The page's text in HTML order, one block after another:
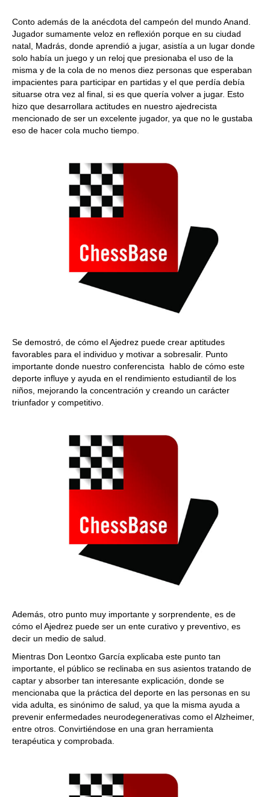
Conto además de la anécdota del campeón del mundo Anand.
Jugador sumamente veloz en reflexión porque en su ciudad
natal, Madrás, donde aprendió a jugar, asistía a un lugar donde
solo había un juego y un reloj que presionaba el uso de la
misma y de la cola de no menos diez personas que esperaban
impacientes para participar en partidas y el que perdía debía
situarse otra vez al final, si es que quería volver a jugar. Esto
hizo que desarrollara actitudes en nuestro ajedrecista
mencionado de ser un excelente jugador, ya que no le gustaba
eso de hacer cola mucho tiempo.
Se demostró, de cómo el Ajedrez puede crear aptitudes
favorables para el individuo y motivar a sobresalir. Punto
importante donde nuestro conferencista hablo de cómo este
deporte influye y ayuda en el rendimiento estudiantil de los
niños, mejorando la concentración y creando un carácter
triunfador y competitivo.
Además, otro punto muy importante y sorprendente, es de
cómo el Ajedrez puede ser un ente curativo y preventivo, es
decir un medio de salud.
Mientras Don Leontxo García explicaba este punto tan
importante, el público se reclinaba en sus asientos tratando de
captar y absorber tan interesante explicación, donde se
mencionaba que la práctica del deporte en las personas en su
vida adulta, es sinónimo de salud, ya que la misma ayuda a
prevenir enfermedades neurodegenerativas como el Alzheimer,
entre otros. Convirtiéndose en una gran herramienta
terapéutica y comprobada.